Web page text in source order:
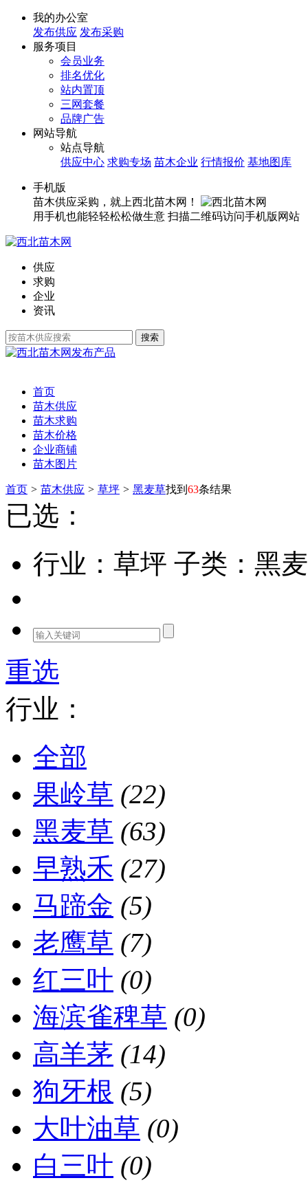
我的办公室
发布供应 发布采购
服务项目
会员业务
排名优化
站内置顶
三网套餐
品牌广告
网站导航
站点导航
供应中心 求购专场 苗木企业 行情报价 基地图库
手机版
苗木供应采购，就上西北苗木网！
用手机也能轻轻松松做生意 扫描二维码访问手机版网站
供应
求购
企业
资讯
发布产品
首页
苗木供应
苗木求购
苗木价格
企业商铺
苗木图片
首页 > 苗木供应 > 草坪 > 黑麦草找到 63条结果
已选：
行业：草坪 子类：黑
重选
行业：
全部
果岭草 (22)
黑麦草 (63)
早熟禾 (27)
马蹄金 (5)
老鹰草 (7)
红三叶 (0)
海滨雀稗草 (0)
高羊茅 (14)
狗牙根 (5)
大叶油草 (0)
白三叶 (0)